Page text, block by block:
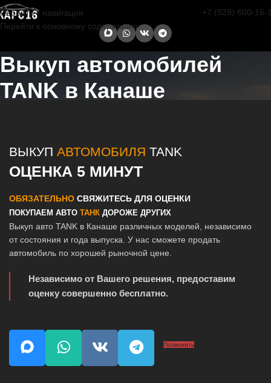
Перейти к навигации
Перейти к основному содержанию
+7 (929) 600-16-
Выкуп автомобилей
TANK в Канаше
ВЫКУП АВТОМОБИЛЯ TANK
ОЦЕНКА 5 МИНУТ
ОБЯЗАТЕЛЬНО СВЯЖИТЕСЬ ДЛЯ ОЦЕНКИ
ПОКУПАЕМ АВТО ТАНК ДОРОЖЕ ДРУГИХ
Выкуп авто TANK в Канаше различных моделей, независимо
от состояния и года выпуска. У нас сможете продать
автомобиль по хорошей рыночной цене.
Независимо от Вашего решения, предоставим
оценку совершенно бесплатно.
Позвонить